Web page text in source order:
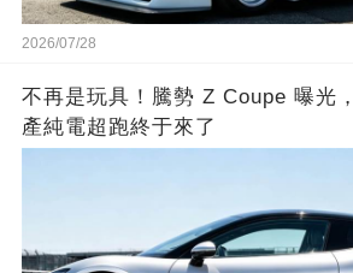
2026/07/28
不再是玩具！騰勢 Z Coupe 曝光
產純電超跑終于來了